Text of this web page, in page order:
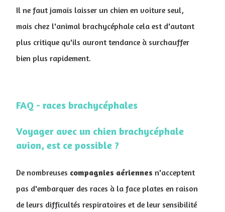
Il ne faut jamais laisser un chien en voiture seul,
mais chez l'animal brachycéphale cela est d'autant
plus critique qu'ils auront tendance à surchauffer
bien plus rapidement.
FAQ - races brachycéphales
Voyager avec un chien brachycéphale
avion, est ce possible ?
De nombreuses compagnies aériennes n'acceptent
pas d'embarquer des races à la face plates en raison
de leurs difficultés respiratoires et de leur sensibilité